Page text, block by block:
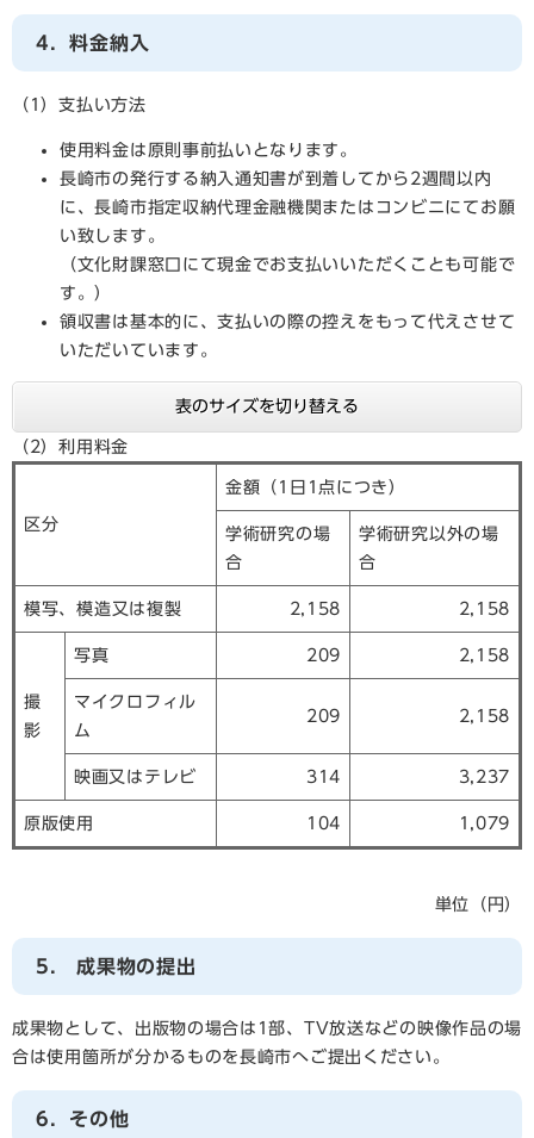
4．料金納入
（1）支払い方法
使用料金は原則事前払いとなります。
長崎市の発行する納入通知書が到着してから2週間以内
に、長崎市指定収納代理金融機関またはコンビニにてお願
い致します。
（文化財課窓口にて現金でお支払いいただくことも可能で
す。）
領収書は基本的に、支払いの際の控えをもって代えさせて
いただいています。
表のサイズを切り替える
（2）利用料金
区分
金額（1日1点につき）
学術研究の場
合
学術研究以外の場
合
模写、模造又は複製 2,158 2,158
撮
影
写真 209 2,158
マイクロフィル
ム
209 2,158
映画又はテレビ 314 3,237
原版使用 104 1,079
単位（円）
5. 成果物の提出
成果物として、出版物の場合は1部、TV放送などの映像作品の場
合は使用箇所が分かるものを長崎市へご提出ください。
6．その他